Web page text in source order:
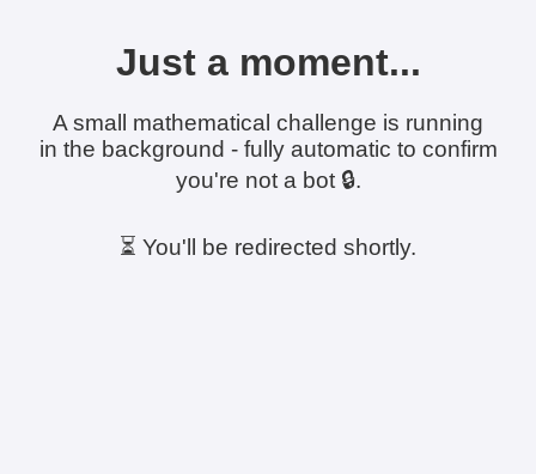
Just a moment...
A small mathematical challenge is running
in the background - fully automatic to confirm
you're not a bot 🔒.
⏳ You'll be redirected shortly.